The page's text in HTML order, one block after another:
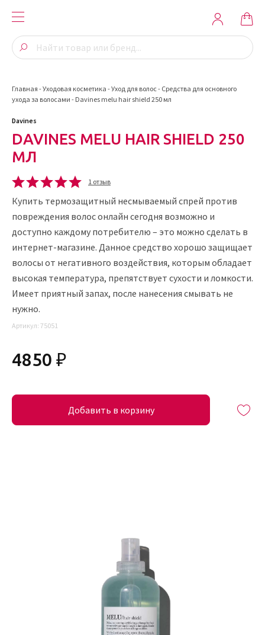
Главная -Уходовая косметика -Уход для волос- Средства для основного
ухода за волосами - Davines melu hair shield 250 мл
Davines
DAVINES MELU HAIR SHIELD 250
МЛ
1 отзыв
Купить термозащитный несмываемый спрей против
повреждения волос онлайн сегодня возможно и
доступно каждому потребителю – это можно сделать в
интернет-магазине. Данное средство хорошо защищает
волосы от негативного воздействия, которым обладает
высокая температура, препятствует сухости и ломкости.
Имеет приятный запах, после нанесения смывать не
нужно.
Артикул: 75051
4850 ₽
Добавить в корзину